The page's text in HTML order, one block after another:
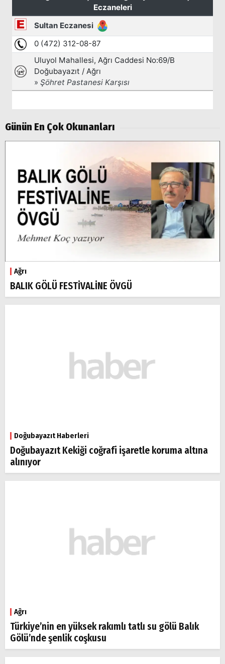
Günün En Çok Okunanları
Ağrı
BALIK GÖLÜ FESTİVALİNE ÖVGÜ
Doğubayazıt Haberleri
Doğubayazıt Kekiği coğrafi işaretle koruma altına
alınıyor
Ağrı
Türkiye’nin en yüksek rakımlı tatlı su gölü Balık
Gölü’nde şenlik coşkusu